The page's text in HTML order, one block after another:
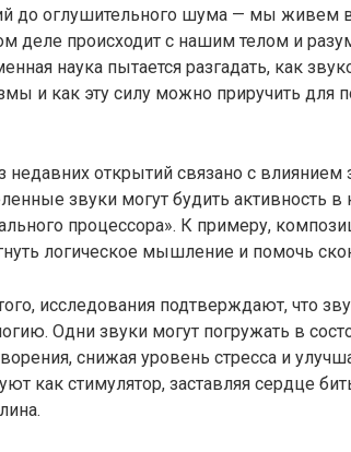
до оглушительного шума — мы живем
деле происходит с нашим телом и
наука пытается разгадать, как
и как эту силу можно приручить
недавних открытий связано с влиянием
звуки могут будить активность в
процессора». К примеру,
логическое мышление и помочь
исследования подтверждают, что
Одни звуки могут погружать в
снижая уровень стресса и
как стимулятор, заставляя сердце